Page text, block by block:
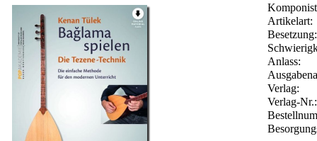
Artikelart:
Besetzung:
Anlass:
Verlag:
Verlag-